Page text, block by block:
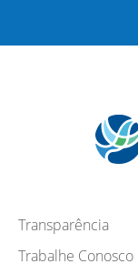
Transparência
Trabalhe Conosco